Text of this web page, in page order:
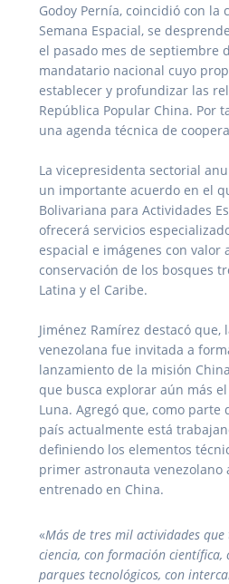
Godoy Pernía, coincidió con la
Semana Espacial, se
el pasado mes de septiembre
mandatario nacional cuyo
establecer y profundizar las
República Popular China. Por
una agenda técnica de
La vicepresidenta sectorial
un importante acuerdo en el
Bolivariana para Actividades
ofrecerá servicios
espacial e imágenes con valor
conservación de los bosques
Latina y el Caribe.
Jiménez Ramírez destacó que,
venezolana fue invitada a
lanzamiento de la misión
que busca explorar aún más
Luna. Agregó que, como parte
país actualmente está
definiendo los elementos
primer astronauta venezolano
entrenado en China.
«Más de tres mil actividades
ciencia, con formación científica,
parques tecnológicos, con